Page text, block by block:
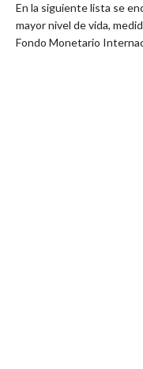
En la siguiente lista se
mayor nivel de vida,
Fondo Monetario